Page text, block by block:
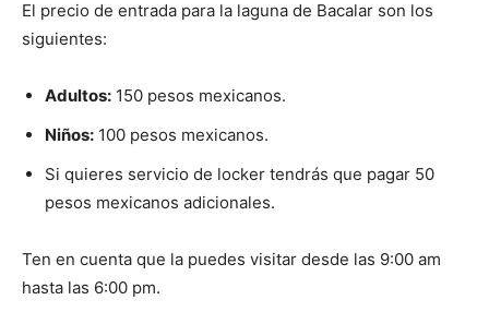
El precio de entrada para la laguna de Bacalar son los
siguientes:
Adultos: 150 pesos mexicanos.
Niños: 100 pesos mexicanos.
Si quieres servicio de locker tendrás que pagar 50
pesos mexicanos adicionales.
Ten en cuenta que la puedes visitar desde las 9:00 am
hasta las 6:00 pm.